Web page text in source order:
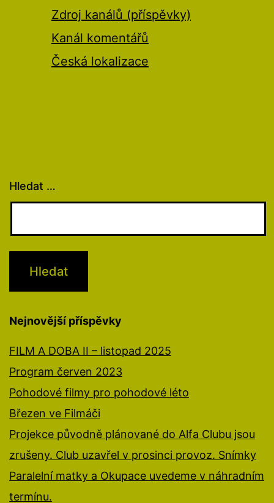
Zdroj kanálů (příspěvky)
Kanál komentářů
Česká lokalizace
Hledat …
Nejnovější příspěvky
FILM A DOBA II – listopad 2025
Program červen 2023
Pohodové filmy pro pohodové léto
Březen ve Filmáči
Projekce původně plánované do Alfa Clubu jsou
zrušeny. Club uzavřel v prosinci provoz. Snímky
Paralelní matky a Okupace uvedeme v náhradním
termínu.